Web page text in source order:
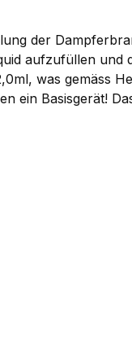
der
aufzufüllen und
was gemäss
ein Basisgerät!